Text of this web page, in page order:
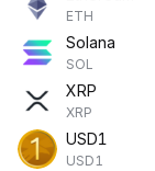
ETH
Solana
SOL
XRP
XRP
USD1
USD1